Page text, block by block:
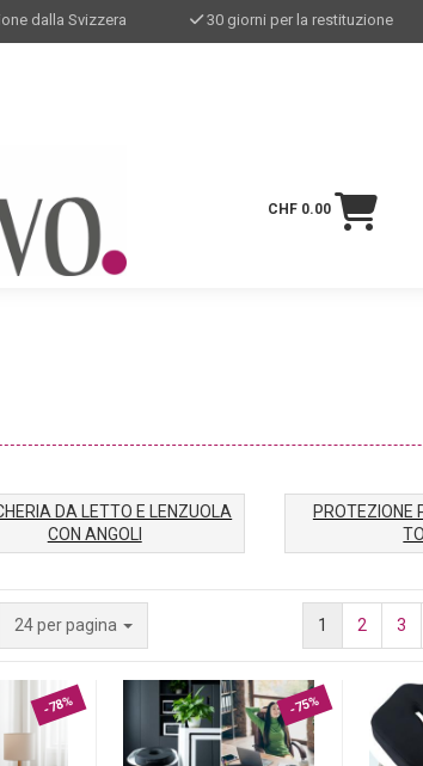
dalla Svizzera 30 giorni per la restituzione
CHF 0.00
DA LETTO E LENZUOLA
CON ANGOLI
PROTEZIONE
24 per pagina 1 2 3
-78% -75%